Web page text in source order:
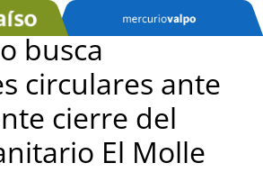
busca
circulares ante
cierre del
El Molle